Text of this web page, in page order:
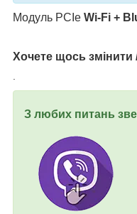
Модуль PCIe Wi-Fi +
Хочете щось змінити
З любих питань